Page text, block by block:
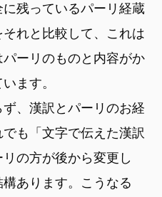
残っているパーリ経蔵
れと比較して、これは
ーリのものと内容がか
ます。
、漢訳とパーリのお経
も「文字で伝えた漢訳
の方が後から変更し
あります。こうなる